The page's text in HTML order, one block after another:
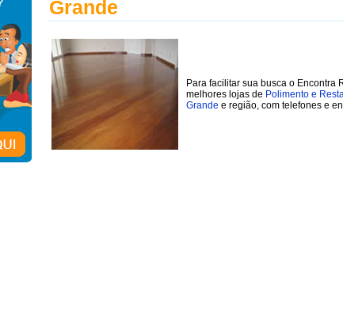
Grande
Para facilitar sua busca o Encontra
melhores lojas de Polimento e
Grande e região, com telefones e